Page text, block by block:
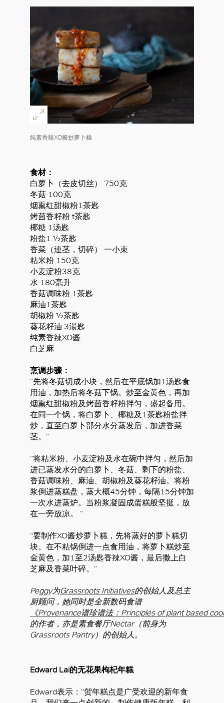
纯素香辣XO酱炒萝卜糕
食材：
白萝卜（去皮切丝） 750克
冬菇 100克
烟熏红甜椒粉1茶匙
烤茴香籽粉 t茶匙
椰糖 1汤匙
粉盐1 ½茶匙
香菜（連茎，切碎） 一小束
粘米粉 150克
小麦淀粉38克
水 180毫升
香菇调味粉 1茶匙
麻油1茶匙
胡椒粉 ½茶匙
葵花籽油 3湯匙
纯素香辣XO酱
白芝麻
烹调步骤：
“先将冬菇切成小块，然后在平底锅加1汤匙食
用油，加热后将冬菇下锅。炒至金黄色，再加
烟熏红甜椒粉及烤茴香籽粉拌匀，盛起备用。
在同一个锅，将白萝卜、椰糖及1茶匙粉盐拌
炒，直至白萝卜部分水分蒸发后，加进香菜
茎。”
“将粘米粉、小麦淀粉及水在碗中拌匀，然后加
进已蒸发水分的白萝卜、冬菇、剩下的粉盐、
香菇调味粉、麻油、胡椒粉及葵花籽油。将粉
浆倒进蒸糕盘，蒸大概45分钟，每隔15分钟加
一次水进蒸炉。当粉浆凝固成蛋糕般坚挺，放
在一旁放凉。 ”
“要制作XO酱炒萝卜糕，先将蒸好的萝卜糕切
块。在不粘锅倒进一点食用油，将萝卜糕炒至
金黄色，加1至2汤匙香辣XO酱，最后撒上白
芝麻及香菜叶碎。”
Peggy为Grassroots Initiatives的创始人及总主
厨顾问，她同时是全新数码食谱
《Provenance谱珍谱法：Principles of plant based
的作者，亦是素食餐厅Nectar（前身为
Grassroots Pantry）的创始人。
Edward Lai的无花果枸杞年糕
Edward表示：“贺年糕点是广受欢迎的新年食